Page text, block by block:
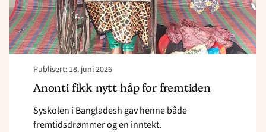
Publisert: 18. juni 2026
Anonti fikk nytt håp for fremtiden
Syskolen i Bangladesh gav henne både
fremtidsdrømmer og en inntekt.